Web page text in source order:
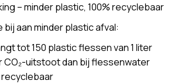
– minder plastic, 100% recyclebaar
bij aan minder plastic afval:
tot 150 plastic flessen van 1 liter
CO₂-uitstoot dan bij flessenwater